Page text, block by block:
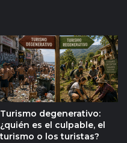
Turismo degenerativo:
¿quién es el culpable, el
turismo o los turistas?